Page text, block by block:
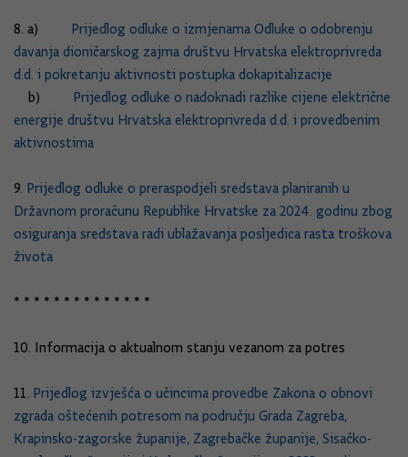
8. a) Prijedlog odluke o izmjenama Odluke o odobrenju
davanja dioničarskog zajma društvu Hrvatska elektroprivreda
d.d. i pokretanju aktivnosti postupka dokapitalizacije
b) Prijedlog odluke o nadoknadi razlike cijene električne
energije društvu Hrvatska elektroprivreda d.d. i provedbenim
aktivnostima
9. Prijedlog odluke o preraspodjeli sredstava planiranih u
Državnom proračunu Republike Hrvatske za 2024. godinu zbog
osiguranja sredstava radi ublažavanja posljedica rasta troškova
života
* * * * * * * * * * * * * *
10. Informacija o aktualnom stanju vezanom za potres
11. Prijedlog izvješća o učincima provedbe Zakona o obnovi
zgrada oštećenih potresom na području Grada Zagreba,
Krapinsko-zagorske županije, Zagrebačke županije, Sisačko-